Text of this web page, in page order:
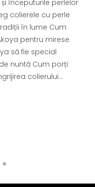
începuturile perlelor
colierele cu perle
în lume Cum
pentru mirese
să fie special
nuntă Cum porți
colierului...